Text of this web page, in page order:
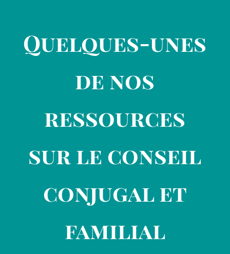
Quelques-unes
de nos
ressources
sur le conseil
conjugal et
familial